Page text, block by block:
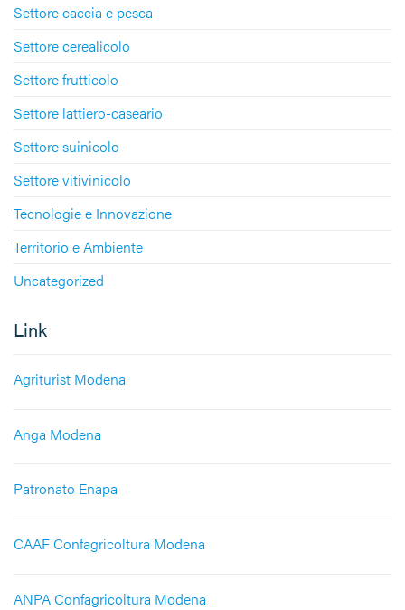
Settore caccia e pesca
Settore cerealicolo
Settore frutticolo
Settore lattiero-caseario
Settore suinicolo
Settore vitivinicolo
Tecnologie e Innovazione
Territorio e Ambiente
Uncategorized
Link
Agriturist Modena
Anga Modena
Patronato Enapa
CAAF Confagricoltura Modena
ANPA Confagricoltura Modena